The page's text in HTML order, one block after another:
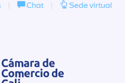
| Chat | Sede virtual